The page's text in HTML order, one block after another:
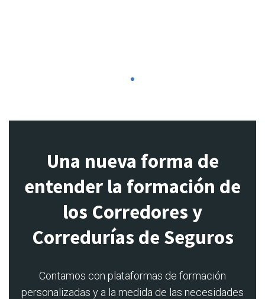
Una nueva forma de
entender la formación de
los Corredores y
Corredurías de Seguros
Contamos con plataformas de formación
personalizadas y a la medida de las necesidades